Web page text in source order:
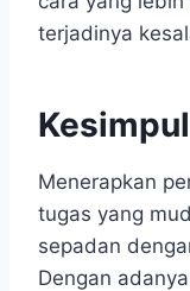
terjadinya
Menerapkan
tugas yang
sepadan
Dengan